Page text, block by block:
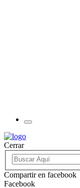
Cerrar
Compartir en facebook
Facebook